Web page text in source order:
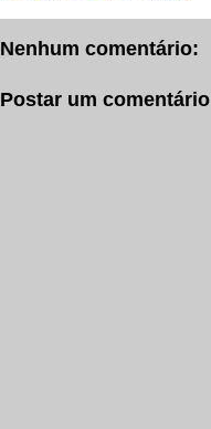
Nenhum comentário:
Postar um comentário